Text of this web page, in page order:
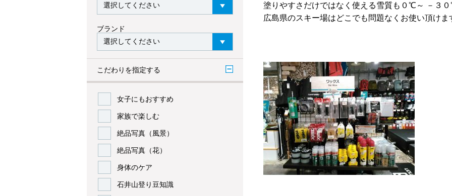
ブランド
こだわりを指定する
女子にもおすすめ
家族で楽しむ
絶品写真（風景）
絶品写真（花）
身体のケア
石井山登り豆知識
塗りやすさだけではなく使える雪質も０℃～ －３
広島県のスキー場はどこでも問題なくお使い頂けま